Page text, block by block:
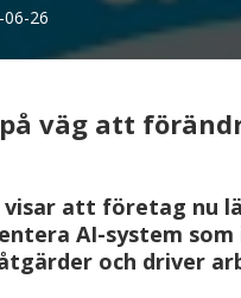
06-26
väg att
visar att företag nu
AI-system
och driver